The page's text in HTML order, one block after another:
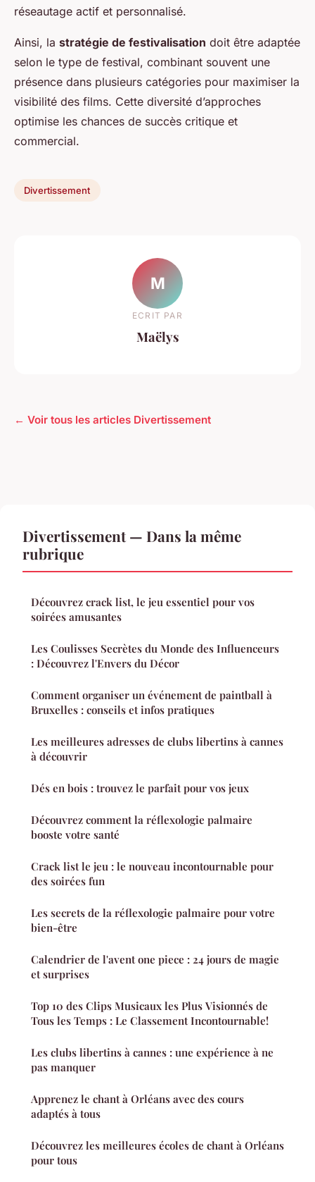
réseautage actif et personnalisé.
Ainsi, la stratégie de festivalisation doit être adaptée
selon le type de festival, combinant souvent une
présence dans plusieurs catégories pour maximiser la
visibilité des films. Cette diversité d’approches
optimise les chances de succès critique et
commercial.
Divertissement
M
ECRIT PAR
Maëlys
← Voir tous les articles Divertissement
Divertissement — Dans la même
rubrique
Découvrez crack list, le jeu essentiel pour vos
soirées amusantes
Les Coulisses Secrètes du Monde des Influenceurs
: Découvrez l'Envers du Décor
Comment organiser un événement de paintball à
Bruxelles : conseils et infos pratiques
Les meilleures adresses de clubs libertins à cannes
à découvrir
Dés en bois : trouvez le parfait pour vos jeux
Découvrez comment la réflexologie palmaire
booste votre santé
Crack list le jeu : le nouveau incontournable pour
des soirées fun
Les secrets de la réflexologie palmaire pour votre
bien-être
Calendrier de l'avent one piece : 24 jours de magie
et surprises
Top 10 des Clips Musicaux les Plus Visionnés de
Tous les Temps : Le Classement Incontournable!
Les clubs libertins à cannes : une expérience à ne
pas manquer
Apprenez le chant à Orléans avec des cours
adaptés à tous
Découvrez les meilleures écoles de chant à Orléans
pour tous